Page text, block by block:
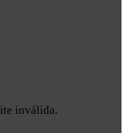
inválida.